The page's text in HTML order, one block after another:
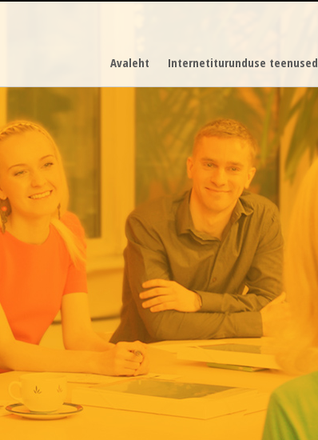
Avaleht Internetiturunduse teenused